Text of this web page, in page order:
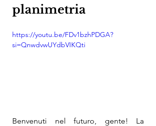
planimetria
https://youtu.be/FDv1bzhPDGA?
si=QnwdvwUYdbVIKQti
Benvenuti nel futuro, gente! La